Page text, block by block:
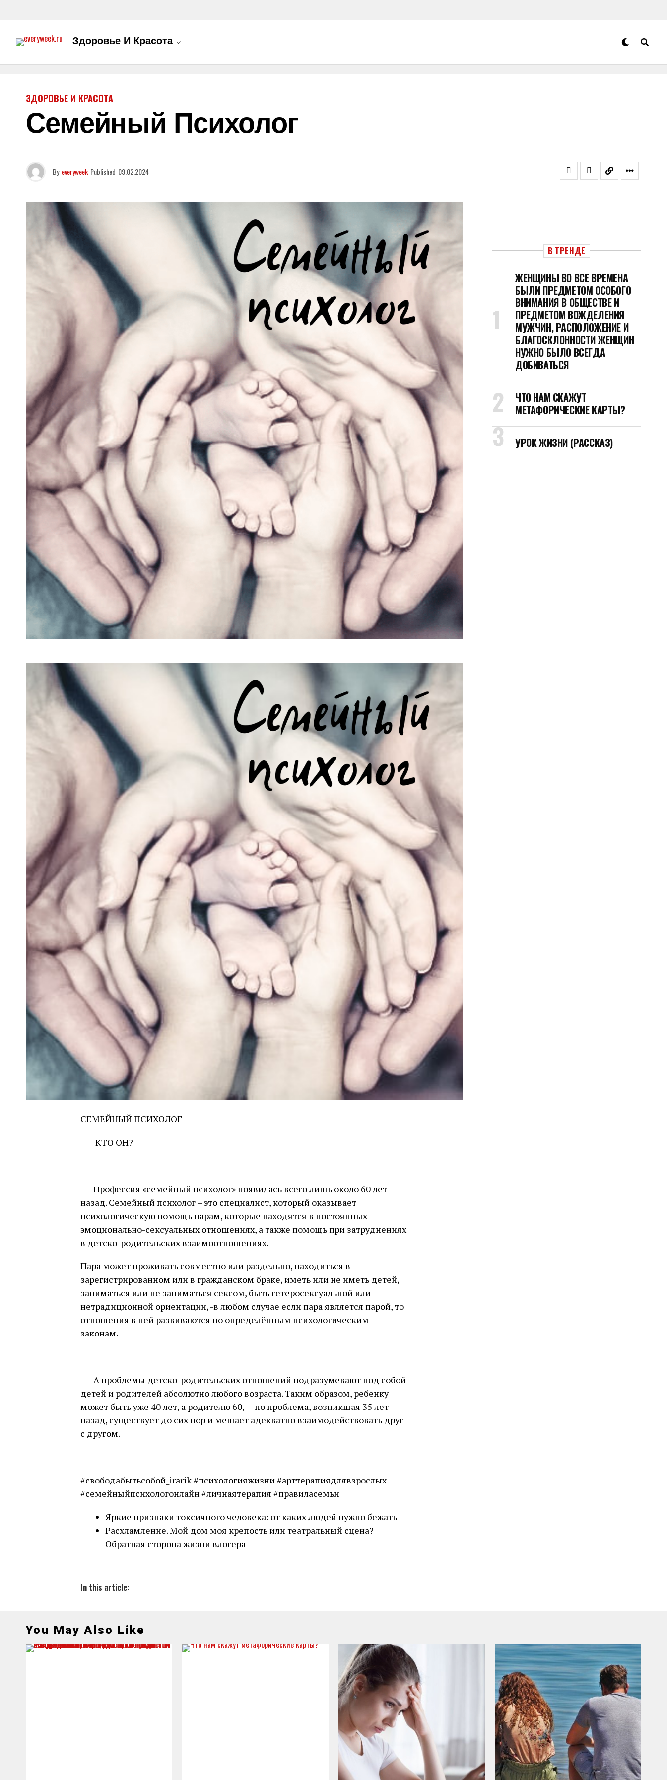
Здоровье И Красота
ЗДОРОВЬЕ И КРАСОТА
Семейный Психолог
By everyweek Published 09.02.2024
СЕМЕЙНЫЙ ПСИХОЛОГ
⠀⠀ КТО ОН?
⠀⠀Профессия «семейный психолог» появилась всего лишь около 60 лет
назад. Семейный психолог – это специалист, который оказывает
психологическую помощь парам, которые находятся в постоянных
эмоционально-сексуальных отношениях, а также помощь при затруднениях
в детско-родительских взаимоотношениях.
Пара может проживать совместно или раздельно, находиться в
зарегистрированном или в гражданском браке, иметь или не иметь детей,
заниматься или не заниматься сексом, быть гетеросексуальной или
нетрадиционной ориентации, -в любом случае если пара является парой, то
отношения в ней развиваются по определённым психологическим
законам.
⠀⠀А проблемы детско-родительских отношений подразумевают под собой
детей и родителей абсолютно любого возраста. Таким образом, ребенку
может быть уже 40 лет, а родителю 60, — но проблема, возникшая 35 лет
назад, существует до сих пор и мешает адекватно взаимодействовать друг
с другом.
#свободабытьсобой_irarik #психологияжизни #арттерапиядлявзрослых
#семейныйпсихологонлайн #личнаятерапия #правиласемьи
Яркие признаки токсичного человека: от каких людей нужно бежать
Расхламление. Мой дом моя крепость или театральный сцена?
Обратная сторона жизни влогера
In this article:
В ТРЕНДЕ
ЖЕНЩИНЫ ВО ВСЕ ВРЕМЕНА
БЫЛИ ПРЕДМЕТОМ ОСОБОГО
ВНИМАНИЯ В ОБЩЕСТВЕ И
ПРЕДМЕТОМ ВОЖДЕЛЕНИЯ
МУЖЧИН, РАСПОЛОЖЕНИЕ И
БЛАГОСКЛОННОСТИ ЖЕНЩИН
НУЖНО БЫЛО ВСЕГДА
ДОБИВАТЬСЯ
ЧТО НАМ СКАЖУТ
МЕТАФОРИЧЕСКИЕ КАРТЫ?
УРОК ЖИЗНИ (РАССКАЗ)
You May Also Like